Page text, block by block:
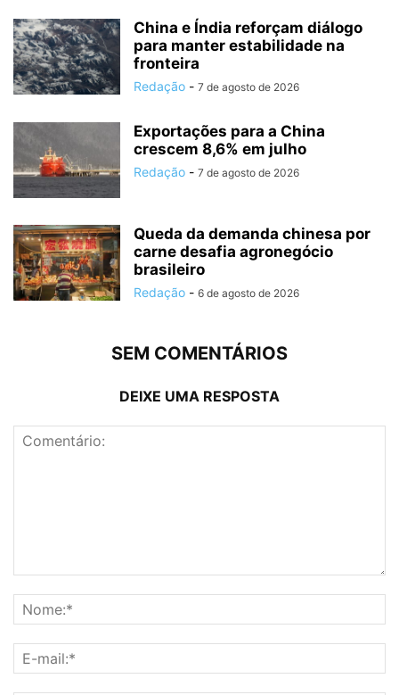
China e Índia reforçam diálogo
para manter estabilidade na
fronteira
Redação - 7 de agosto de 2026
Exportações para a China
crescem 8,6% em julho
Redação - 7 de agosto de 2026
Queda da demanda chinesa por
carne desafia agronegócio
brasileiro
Redação - 6 de agosto de 2026
SEM COMENTÁRIOS
DEIXE UMA RESPOSTA